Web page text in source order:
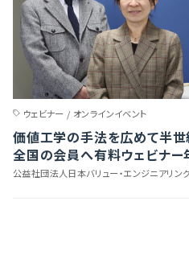
ウェビナー / オンラインイベント
価値工学の手法を広めて半世
全国の会員へ有料ウェビナー
公益社団法人日本バリュー・エンジニアリン